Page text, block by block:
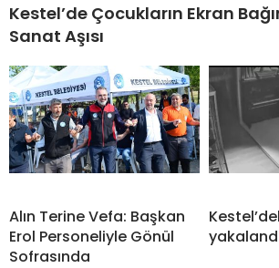
Kestel’de Çocukların Ekran
Sanat Aşısı
Alın Terine Vefa: Başkan
Erol Personeliyle Gönül
Sofrasında